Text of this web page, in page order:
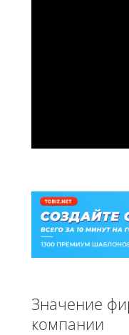
Значение
компании